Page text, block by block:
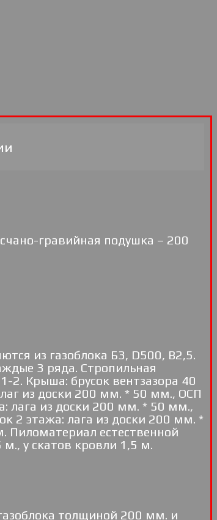
гравийная подушка – 200
из газоблока Б3, D500, В2,5.
3 ряда. Стропильная
Крыша: брусок вентзазора 40
из доски 200 мм. * 50 мм., ОСП
лага из доски 200 мм. * 50 мм.,
2 этажа: лага из доски 200 мм. *
естественной
у скатов кровли 1,5 м.
толщиной 200 мм. и